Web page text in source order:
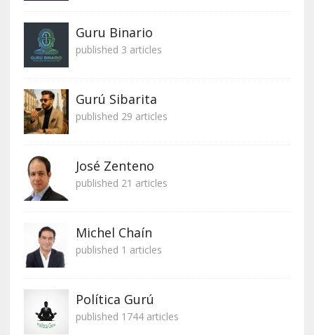
Guru Binario
published 3 articles
Gurú Sibarita
published 29 articles
José Zenteno
published 21 articles
Michel Chaín
published 1 articles
Política Gurú
published 1744 articles